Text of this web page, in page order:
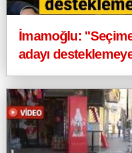
İmamoğlu:
adayı